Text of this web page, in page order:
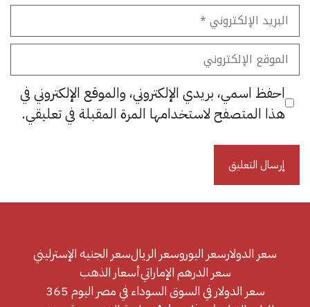
البريد
الإلكتروني
الموقع
الإلكتروني
احفظ اسمي، بريدي الإلكتروني، والموقع الإلكتروني في
هذا المتصفح لاستخدامها المرة المقبلة في تعليقي.
سعر الدولارسعر اليوروسعر الريالسعر الجنيه الإسترليني
سعر الدرهم الإماراتيأسعار الذهب
سعر الدولار في السوق السوداء في مصر اليوم 365